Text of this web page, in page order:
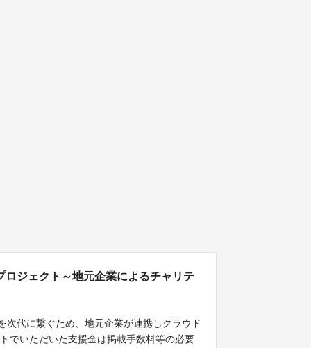
ジェクト～地元企業によるチャリテ
代に繋ぐため、地元企業が連携しクラウド
でいただいた支援金は掲載手数料等の必要